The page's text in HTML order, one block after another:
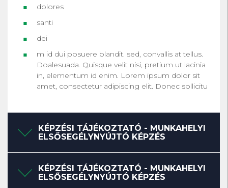
dolores
santi
dei
m id dui posuere blandit. sed, convallis at tellus.
Doalesuada. Quisque velit nisi, pretium ut lacinia
in, elementum id enim. Lorem ipsum dolor sit
amet, consectetur adipiscing elit. Donec sollicitu
KÉPZÉSI TÁJÉKOZTATÓ - MUNKAHELYI
ELSŐSEGÉLYNYÚJTÓ KÉPZÉS
KÉPZÉSI TÁJÉKOZTATÓ - MUNKAHELYI
ELSŐSEGÉLYNYÚJTÓ KÉPZÉS